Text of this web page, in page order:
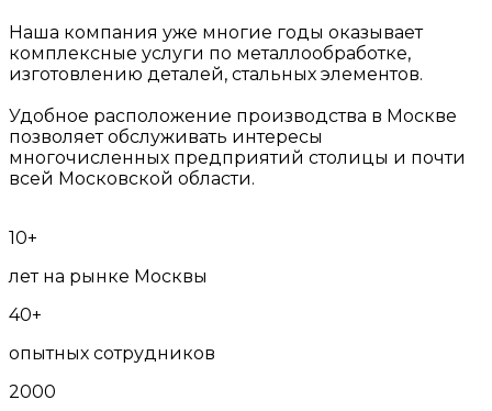
Наша компания уже многие годы оказывает
комплексные услуги по металлообработке,
изготовлению деталей, стальных элементов.
Удобное расположение производства в Москве
позволяет обслуживать интересы
многочисленных предприятий столицы и почти
всей Московской области.
10+
лет на рынке Москвы
40+
опытных сотрудников
2000